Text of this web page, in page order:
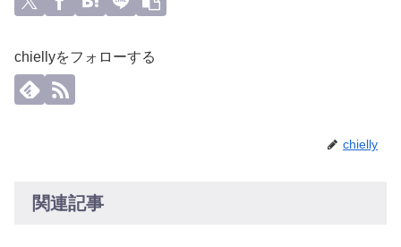
chiellyをフォローする
chielly
関連記事